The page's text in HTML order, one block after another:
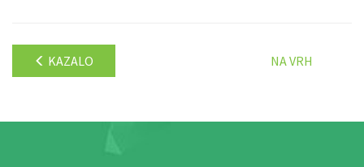
KAZALO NA VRH